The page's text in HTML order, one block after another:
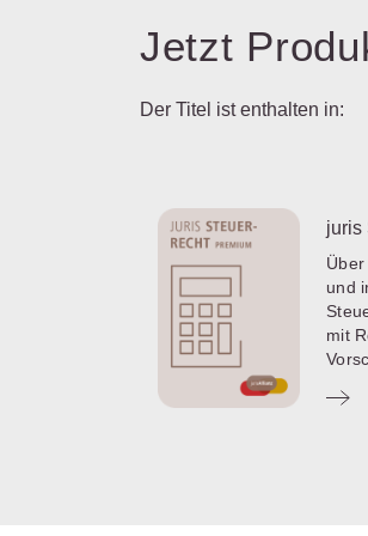
Jetzt
Der Titel ist enthalten in:
juris
und
mit